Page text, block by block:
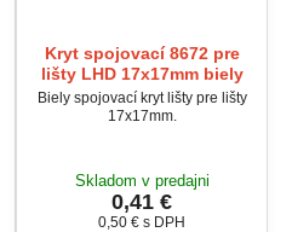
Kryt spojovací 8672 pre
lišty LHD 17x17mm biely
Biely spojovací kryt lišty pre lišty
17x17mm.
Skladom v predajni
0,41 €
0,50 € s DPH